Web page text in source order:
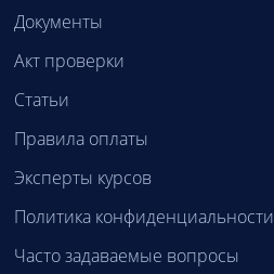
Документы
Акт проверки
Статьи
Правила оплаты
Эксперты курсов
Политика конфиденциальности
Часто задаваемые вопросы